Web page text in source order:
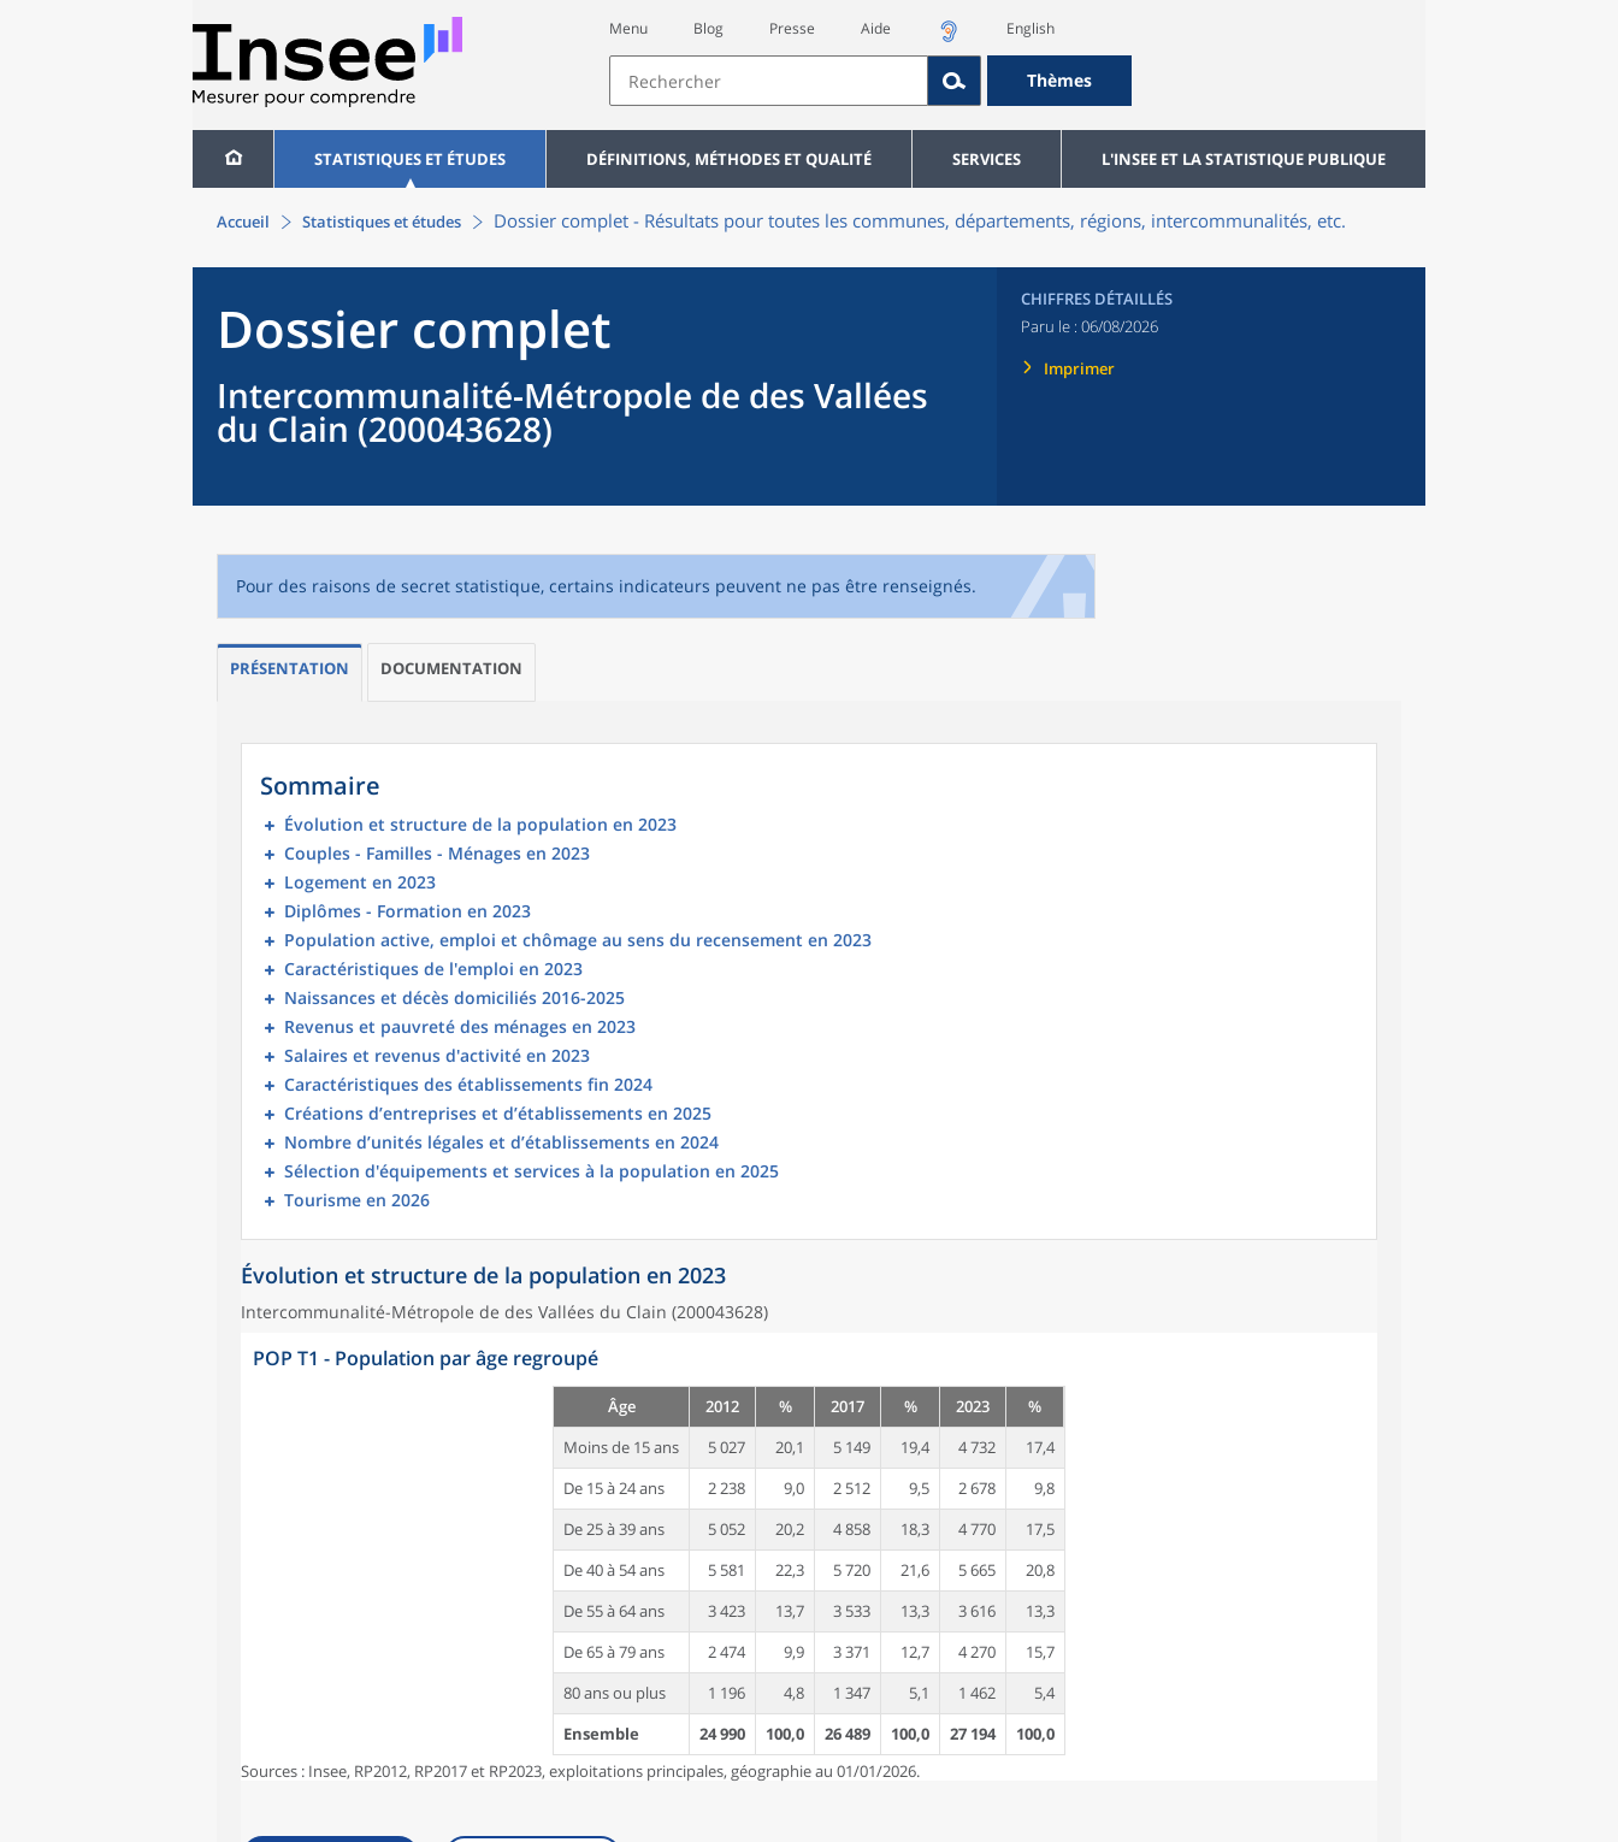
Menu Blog Presse Aide English
Thèmes
STATISTIQUES ET ÉTUDES DÉFINITIONS, MÉTHODES ET QUALITÉ SERVICES L'INSEE ET LA STATISTIQUE PUBLIQUE
Accueil Statistiques et études Dossier complet - Résultats pour toutes les communes, départements, régions, intercommunalités, etc.
Dossier complet
Intercommunalité-Métropole de des Vallées
du Clain (200043628)
CHIFFRES DÉTAILLÉS
Paru le : 06/08/2026
Imprimer
Pour des raisons de secret statistique, certains indicateurs peuvent ne pas être renseignés.
PRÉSENTATION DOCUMENTATION
Sommaire
Évolution et structure de la population en 2023
Couples - Familles - Ménages en 2023
Logement en 2023
Diplômes - Formation en 2023
Population active, emploi et chômage au sens du recensement en 2023
Caractéristiques de l'emploi en 2023
Naissances et décès domiciliés 2016-2025
Revenus et pauvreté des ménages en 2023
Salaires et revenus d'activité en 2023
Caractéristiques des établissements fin 2024
Créations d’entreprises et d’établissements en 2025
Nombre d’unités légales et d’établissements en 2024
Sélection d'équipements et services à la population en 2025
Tourisme en 2026
Évolution et structure de la population en 2023
Intercommunalité-Métropole de des Vallées du Clain (200043628)
POP T1 - Population par âge regroupé
Âge 2012 % 2017 % 2023
%
Moins de 15 ans
5 027 20,1 5 149 19,4 4 732
17,4
De 15 à 24 ans
2 238 9,0 2 512 9,5 2 678
9,8
De 25 à 39 ans
5 052 20,2 4 858 18,3 4 770
17,5
De 40 à 54 ans
5 581 22,3 5 720 21,6 5 665
20,8
De 55 à 64 ans
3 423 13,7 3 533 13,3 3 616
13,3
De 65 à 79 ans
2 474 9,9 3 371 12,7 4 270
15,7
80 ans ou plus
1 196 4,8 1 347 5,1 1 462
5,4
Ensemble
24 990 100,0 26 489 100,0 27 194
100,0
Sources : Insee, RP2012, RP2017 et RP2023, exploitations principales, géographie au 01/01/2026.